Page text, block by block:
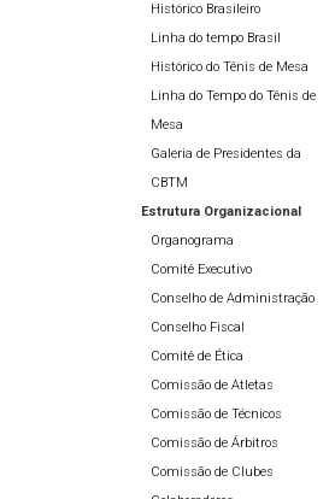
Histórico Brasileiro
Linha do tempo Brasil
Histórico do Tênis de Mesa
Linha do Tempo do Tênis de
Mesa
Galeria de Presidentes da
CBTM
Estrutura Organizacional
Organograma
Comitê Executivo
Conselho de Administração
Conselho Fiscal
Comitê de Ética
Comissão de Atletas
Comissão de Técnicos
Comissão de Árbitros
Comissão de Clubes